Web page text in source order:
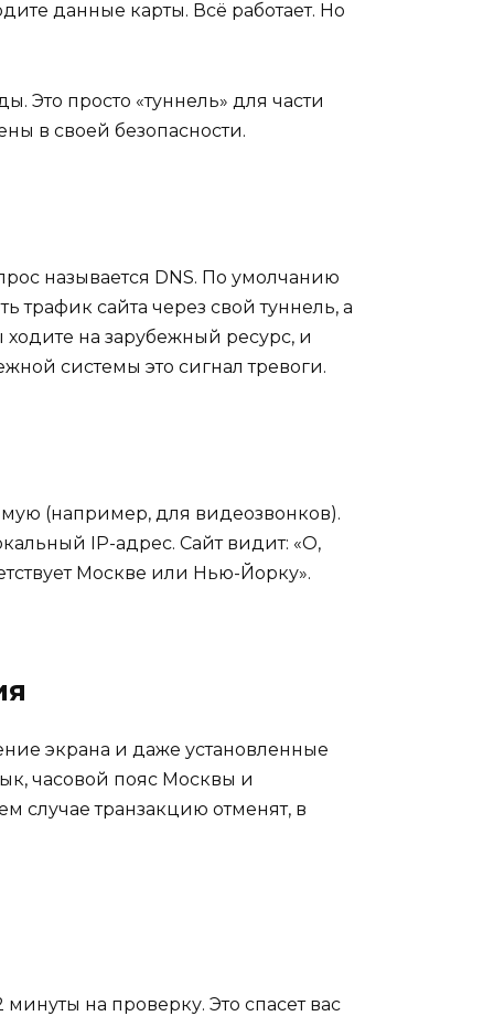
данные карты. Всё работает. Но
Это просто «туннель» для части
в своей безопасности.
называется DNS. По умолчанию
трафик сайта через свой туннель, а
на зарубежный ресурс, и
системы это сигнал тревоги.
(например, для видеозвонков).
IP-адрес. Сайт видит: «О,
Москве или Нью-Йорку».
экрана и даже установленные
часовой пояс Москвы и
случае транзакцию отменят, в
на проверку. Это спасет вас